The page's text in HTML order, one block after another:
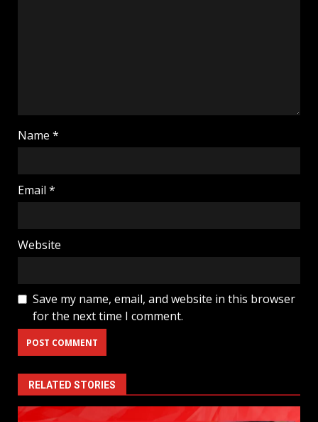
Name *
Email *
Website
Save my name, email, and website in this browser
for the next time I comment.
RELATED STORIES